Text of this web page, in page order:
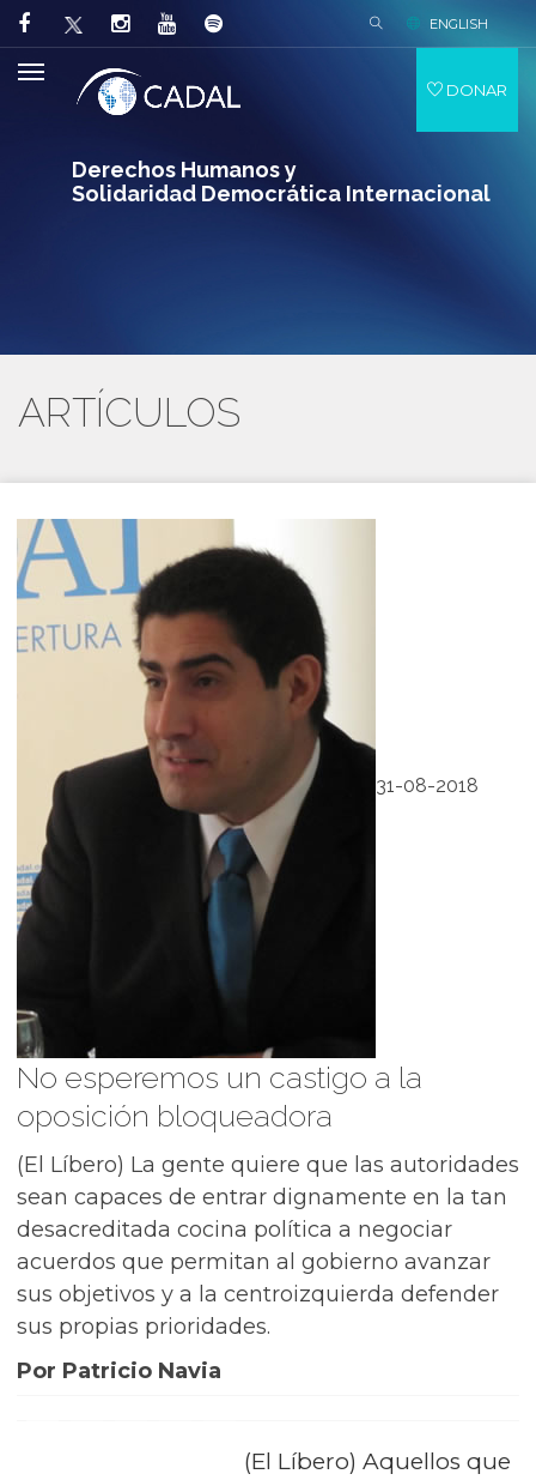
Derechos Humanos y
Solidaridad Democrática Internacional
ENGLISH
DONAR
ARTÍCULOS
31-08-2018
No esperemos un castigo a la
oposición bloqueadora
(El Líbero) La gente quiere que las autoridades
sean capaces de entrar dignamente en la tan
desacreditada cocina política a negociar
acuerdos que permitan al gobierno avanzar
sus objetivos y a la centroizquierda defender
sus propias prioridades.
Por Patricio Navia
(El Líbero) Aquellos que